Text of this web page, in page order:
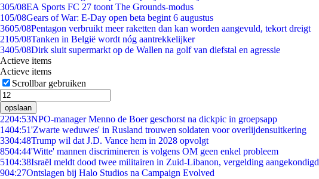
305/08EA Sports FC 27 toont The Grounds-modus
105/08Gears of War: E-Day open beta begint 6 augustus
3605/08Pentagon verbruikt meer raketten dan kan worden aangevuld, tekort dreigt
2105/08Tanken in België wordt nóg aantrekkelijker
3405/08Dirk sluit supermarkt op de Wallen na golf van diefstal en agressie
Actieve items
Actieve items
Scrollbar gebruiken
opslaan
2204:53NPO-manager Menno de Boer geschorst na dickpic in groepsapp
1404:51'Zwarte weduwes' in Rusland trouwen soldaten voor overlijdensuitkering
3304:48Trump wil dat J.D. Vance hem in 2028 opvolgt
8504:44'Witte' mannen discrimineren is volgens OM geen enkel probleem
5104:38Israël meldt dood twee militairen in Zuid-Libanon, vergelding aangekondigd
904:27Ontslagen bij Halo Studios na Campaign Evolved